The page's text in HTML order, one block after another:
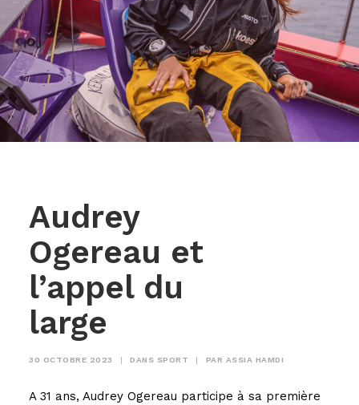
Recherche
Audrey
Ogereau et
l’appel du
large
30 OCTOBRE 2023 | DANS SPORT | PAR ASSIA HAMDI
A 31 ans, Audrey Ogereau participe à sa première